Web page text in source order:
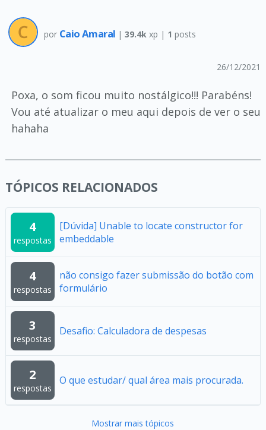
por Caio Amaral | 39.4k xp | 1 posts
26/12/2021
Poxa, o som ficou muito nostálgico!!! Parabéns!
Vou até atualizar o meu aqui depois de ver o seu
hahaha
TÓPICOS RELACIONADOS
4
respostas
[Dúvida] Unable to locate constructor for
embeddable
4
respostas
não consigo fazer submissão do botão com
formulário
3
respostas
Desafio: Calculadora de despesas
2
respostas
O que estudar/ qual área mais procurada.
Mostrar mais tópicos